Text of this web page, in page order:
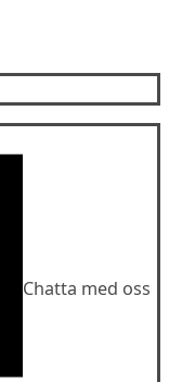
Chatta med oss